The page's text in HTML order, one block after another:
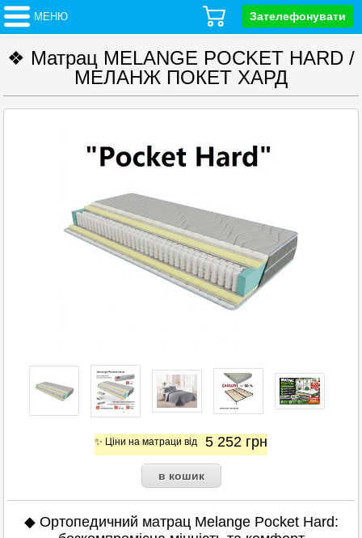
МЕНЮ Зателефонувати
❖ Матрац MELANGE POCKET HARD /
МЕЛАНЖ ПОКЕТ ХАРД
✨ Ціни на матраци від 5 252 грн
◆ Ортопедичний матрац Melange Pocket Hard: